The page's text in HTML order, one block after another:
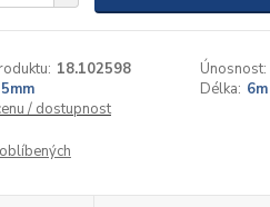
18.102598 Únosnost:
Délka: 6m
/ dostupnost